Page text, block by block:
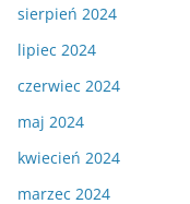
sierpień 2024
lipiec 2024
czerwiec 2024
maj 2024
kwiecień 2024
marzec 2024